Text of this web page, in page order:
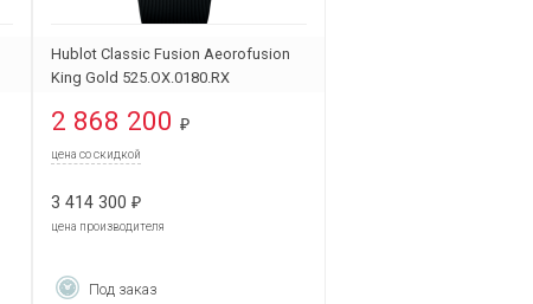
Hublot Classic Fusion Aeorofusion
King Gold 525.OX.0180.RX
2 868 200 ₽
цена со скидкой
3 414 300 ₽
цена производителя
Под заказ